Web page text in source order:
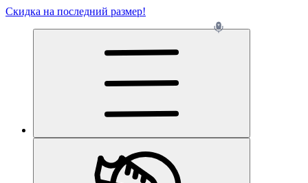
Скидка на последний размер!